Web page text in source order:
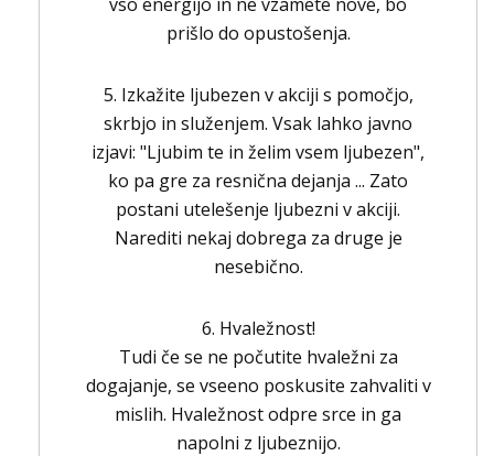
prišlo do opustošenja.
5. Izkažite ljubezen v akciji s pomočjo,
skrbjo in služenjem. Vsak lahko javno
izjavi: "Ljubim te in želim vsem ljubezen",
ko pa gre za resnična dejanja ... Zato
postani utelešenje ljubezni v akciji.
Narediti nekaj dobrega za druge je
nesebično.
6. Hvaležnost!
Tudi če se ne počutite hvaležni za
dogajanje, se vseeno poskusite zahvaliti v
mislih. Hvaležnost odpre srce in ga
napolni z ljubeznijo.